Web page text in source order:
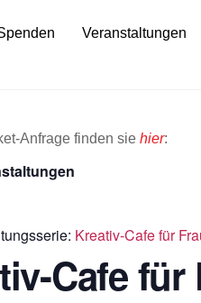
Veranstaltungen
Anfrage finden sie hier:
Kreativ-Cafe für
Cafe für